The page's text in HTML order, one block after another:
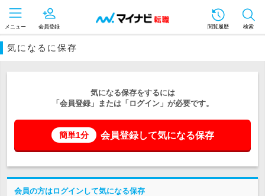
メニュー 会員登録 閲覧履歴 検索
気になるに保存
気になる保存をするには
「会員登録」または「ログイン」が必要です。
簡単1分 会員登録して気になる保存
会員の方はログインして気になる保存